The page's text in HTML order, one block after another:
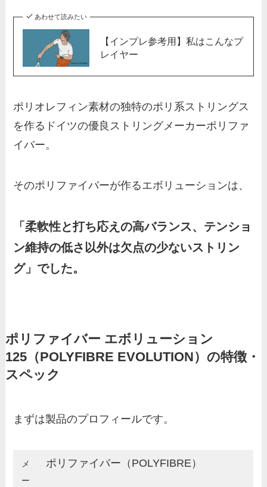
あわせて読みたい
【インプレ参考用】私はこんなプ
レイヤー
ポリオレフィン素材の独特のポリ系ストリングス
を作るドイツの優良ストリングメーカーポリファ
イバー。
そのポリファイバーが作るエボリューションは、
「柔軟性と打ち応えの高バランス、テンショ
ン維持の低さ以外は欠点の少ないストリン
グ」でした。
ポリファイバー エボリューション
125（POLYFIBRE EVOLUTION）の特徴・
スペック
まずは製品のプロフィールです。
メ
ー
ポリファイバー（POLYFIBRE）